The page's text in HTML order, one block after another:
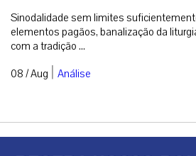
Sinodalidade sem limites
elementos pagãos, banalização da
com a tradição ...
08 / Aug | Análise